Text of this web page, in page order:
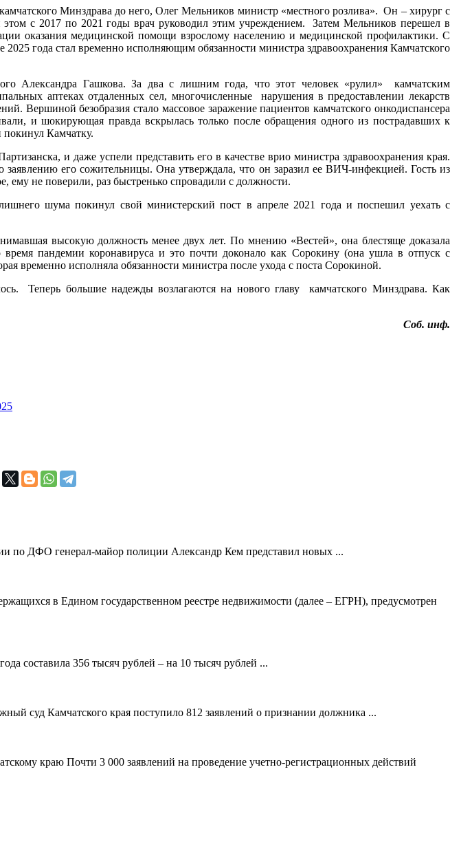
Минздрава до него, Олег Мельников министр «местного розлива». Он – хирург с
с 2017 по 2021 годы врач руководил этим учреждением. Затем Мельников перешел в
оказания медицинской помощи взрослому населению и медицинской профилактики. С
года стал временно исполняющим обязанности министра здравоохранения Камчатского
Александра Гашкова. За два с лишним года, что этот человек «рулил» камчатским
аптеках отдаленных сел, многочисленные нарушения в предоставлении лекарств
Вершиной безобразия стало массовое заражение пациентов камчатского онкодиспансера
и шокирующая правда вскрылась только после обращения одного из пострадавших к
Камчатку.
и даже успели представить его в качестве врио министра здравоохранения края.
заявлению его сожительницы. Она утверждала, что он заразил ее ВИЧ-инфекцией. Гость из
ему не поверили, раз быстренько спровадили с должности.
шума покинул свой министерский пост в апреле 2021 года и поспешил уехать с
высокую должность менее двух лет. По мнению «Вестей», она блестяще доказала
время пандемии коронавируса и это почти доконало как Сорокину (она ушла в отпуск с
временно исполняла обязанности министра после ухода с поста Сорокиной.
Теперь большие надежды возлагаются на нового главу камчатского Минздрава. Как
Соб. инф.
по ДФО генерал-майор полиции Александр Кем представил новых ...
в Едином государственном реестре недвижимости (далее – ЕГРН), предусмотрен
составила 356 тысяч рублей – на 10 тысяч рублей ...
суд Камчатского края поступило 812 заявлений о признании должника ...
краю Почти 3 000 заявлений на проведение учетно-регистрационных действий